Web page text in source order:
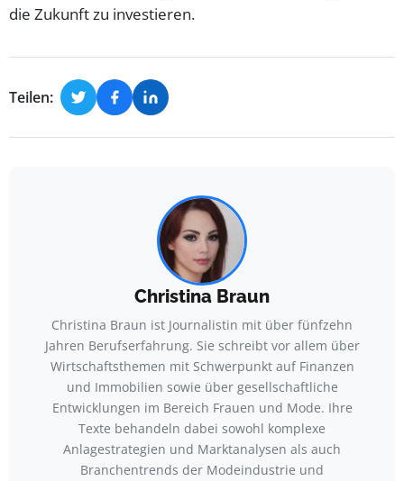
die Zukunft zu investieren.
Teilen:
Christina Braun
Christina Braun ist Journalistin mit über fünfzehn
Jahren Berufserfahrung. Sie schreibt vor allem über
Wirtschaftsthemen mit Schwerpunkt auf Finanzen
und Immobilien sowie über gesellschaftliche
Entwicklungen im Bereich Frauen und Mode. Ihre
Texte behandeln dabei sowohl komplexe
Anlagestrategien und Marktanalysen als auch
Branchentrends der Modeindustrie und